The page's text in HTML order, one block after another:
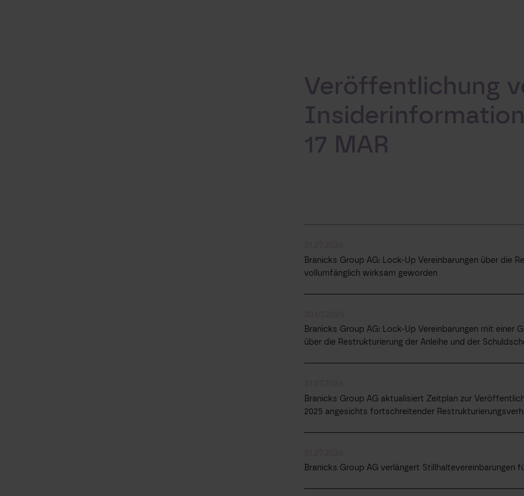
Veröffentlichung
17 MAR
Branicks Group AG: Lock-Up Vereinbarungen über die
vollumfänglich wirksam geworden
Branicks Group AG: Lock-Up Vereinbarungen mit einer
über die Restrukturierung der Anleihe und der
Branicks Group AG aktualisiert Zeitplan zur
2025 angesichts fortschreitender
Branicks Group AG verlängert Stillhaltevereinbarungen